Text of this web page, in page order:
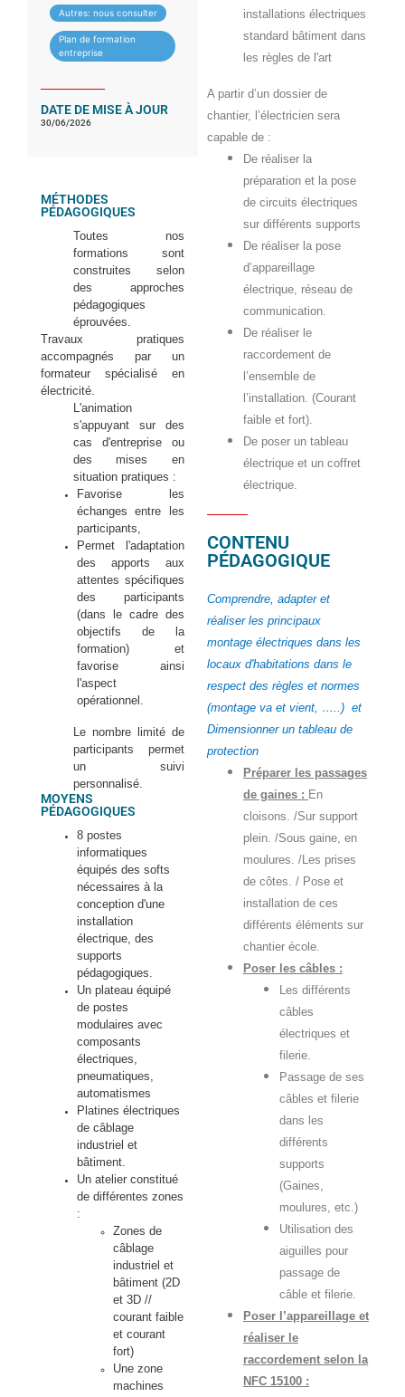
Autres: nous consulter
Plan de formation
entreprise
DATE DE MISE À JOUR
30/06/2026
MÉTHODES
PÉDAGOGIQUES
Toutes nos
formations sont
construites selon
des approches
pédagogiques
éprouvées.
Travaux pratiques
accompagnés par un
formateur spécialisé en
électricité.
L'animation
s'appuyant sur des
cas d'entreprise ou
des mises en
situation pratiques :
Favorise les
échanges entre les
participants,
Permet l'adaptation
des apports aux
attentes spécifiques
des participants
(dans le cadre des
objectifs de la
formation) et
favorise ainsi
l'aspect
opérationnel.
Le nombre limité de
participants permet
un suivi
personnalisé.
MOYENS
PÉDAGOGIQUES
8 postes
informatiques
équipés des softs
nécessaires à la
conception d'une
installation
électrique, des
supports
pédagogiques.
Un plateau équipé
de postes
modulaires avec
composants
électriques,
pneumatiques,
automatismes
Platines électriques
de câblage
industriel et
bâtiment.
Un atelier constitué
de différentes zones
:
Zones de
câblage
industriel et
bâtiment (2D
et 3D //
courant faible
et courant
fort)
Une zone
machines
installations électriques
standard bâtiment dans
les règles de l'art
A partir d’un dossier de
chantier, l’électricien sera
capable de :
De réaliser la
préparation et la pose
de circuits électriques
sur différents supports
De réaliser la pose
d’appareillage
électrique, réseau de
communication.
De réaliser le
raccordement de
l’ensemble de
l’installation. (Courant
faible et fort).
De poser un tableau
électrique et un coffret
électrique.
CONTENU
PÉDAGOGIQUE
Comprendre, adapter et
réaliser les principaux
montage électriques dans les
locaux d'habitations dans le
respect des règles et normes
(montage va et vient, …..) et
Dimensionner un tableau de
protection
Préparer les passages
de gaines : En
cloisons. /Sur support
plein. /Sous gaine, en
moulures. /Les prises
de côtes. / Pose et
installation de ces
différents éléments sur
chantier école.
Poser les câbles :
Les différents
câbles
électriques et
filerie.
Passage de ses
câbles et filerie
dans les
différents
supports
(Gaines,
moulures, etc.)
Utilisation des
aiguilles pour
passage de
câble et filerie.
Poser l’appareillage et
réaliser le
raccordement selon la
NFC 15100 :